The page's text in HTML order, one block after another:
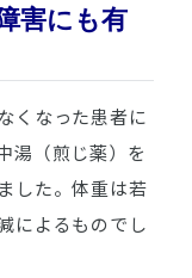
害にも有
くなった患者に
湯（煎じ薬）を
した。体重は若
によるものでし